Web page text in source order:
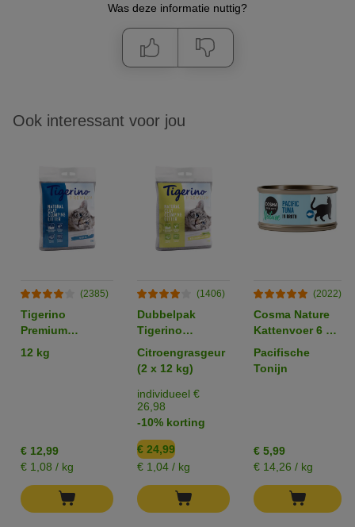
Was deze informatie nuttig?
Ook interessant voor jou
(2385)
Tigerino
Premium
Kattenbakvulling
- Sensitive
12 kg
€ 12,99
€ 1,08 / kg
(1406)
Dubbelpak
Tigerino
Premium
Kattenbakvulling
Citroengrasgeur
(2 x 12 kg)
individueel €
26,98
-10% korting
€ 24,99
€ 1,04 / kg
(2022)
Cosma Nature
Kattenvoer 6 x
70 g
Pacifische
Tonijn
€ 5,99
€ 14,26 / kg